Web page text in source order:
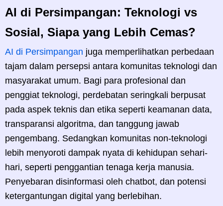
AI di Persimpangan: Teknologi vs
Sosial, Siapa yang Lebih Cemas?
AI di Persimpangan juga memperlihatkan perbedaan
tajam dalam persepsi antara komunitas teknologi dan
masyarakat umum. Bagi para profesional dan
penggiat teknologi, perdebatan seringkali berpusat
pada aspek teknis dan etika seperti keamanan data,
transparansi algoritma, dan tanggung jawab
pengembang. Sedangkan komunitas non-teknologi
lebih menyoroti dampak nyata di kehidupan sehari-
hari, seperti penggantian tenaga kerja manusia.
Penyebaran disinformasi oleh chatbot, dan potensi
ketergantungan digital yang berlebihan.